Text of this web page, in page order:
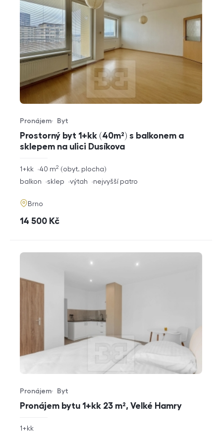
Prostorný byt 1+kk (40m²) s balkonem a
sklepem na ulici Dusíkova
Typ nabídky
Pronájem
Typ nemovitosti
Byt
rozměry
1+kk obyt. plocha
40 m2
funkce
balkon sklep výtah nejvyšší patro
adresa
Brno
cena
14 500 Kč
Pronájem bytu 1+kk 23 m², Velké Hamry
Typ nabídky
Pronájem
Typ nemovitosti
Byt
rozměry
1+kk